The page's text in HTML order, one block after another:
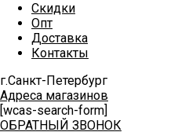
Скидки
Опт
Доставка
Контакты
г.Санкт-Петербург
Адреса магазинов
[wcas-search-form]
ОБРАТНЫЙ ЗВОНОК